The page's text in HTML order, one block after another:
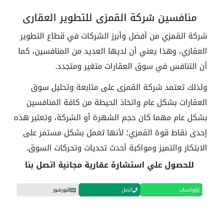
منافسين شركة القمزي للتطوير العقاري
شركة القمزي من أفضل وأبرز الشركات في قطاع التطوير
العقاري، وهذا يعني أن لديها العديد من المنافسين، كما
أن التنافس في سوق العقارات متغير ومتجدد.
ولذلك تعتمد شركة القمزى على متابعة وتحليل سوق
العقارات بشكل عام واتخاذ الحيطة من كافة المنافسين
بشكل عام مهما كان حجم الشهرة أو الشركة، وتعتبر هذه
إحدى نقاط قوة القمزي؛ لأنها تعمل بشكل مستمر على
الابتكار والتميز ومواكبة أحدث تحديات وتحركات السوق.
للحصول علي استشارة عقارية مجانية اتصل بنا
واتساب اتصل البورشور